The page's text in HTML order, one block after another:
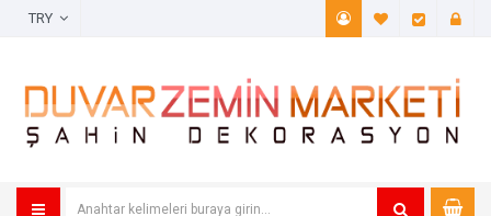
A. Listem